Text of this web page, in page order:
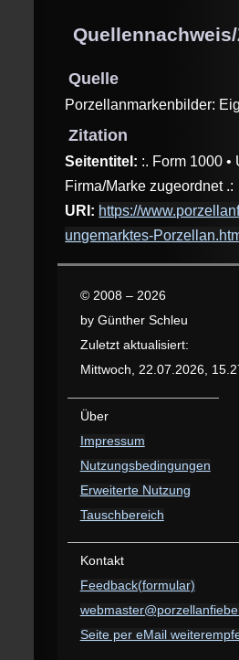
Quelle
Porzellanmarkenbilder:
Zitation
Seitentitel: :. Form 1000 •
Firma/Marke zugeordnet .:
URI: https://
ungemarktes-
© 2008 – 2026
by Günther Schleu
Zuletzt aktualisiert:
Mittwoch, 22.07.2026,
Über
Impressum
Nutzungsbedingungen
Erweiterte Nutzung
Tauschbereich
Kontakt
Feedback(formular)
Seite per eMail